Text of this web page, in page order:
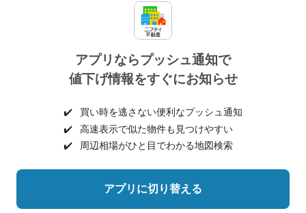
アプリならプッシュ通知で
値下げ情報をすぐにお知らせ
✔️
買い時を逃さない便利なプッシュ通知
✔️
高速表示で似た物件も見つけやすい
✔️
周辺相場がひと目でわかる地図検索
アプリに切り替える
個人情報保護ポリシー 利用規約
ヘルプ・お問い合わせ 採用情報
©NIFTY Lifestyle Co., Ltd.